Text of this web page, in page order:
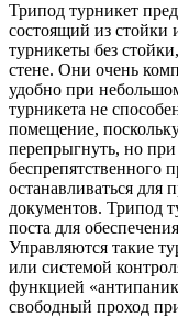
Трипод турникет
состоящий из стойки
турникеты без
стене. Они очень
удобно при
турникета не
помещение,
перепрыгнуть, но при
беспрепятственного
останавливаться для
документов. Трипод
поста для
Управляются такие
или системой
функцией
свободный проход